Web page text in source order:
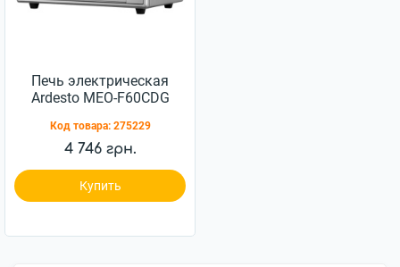
Печь электрическая
Ardesto MEO-F60CDG
Код товара: 275229
4 746 грн.
Купить